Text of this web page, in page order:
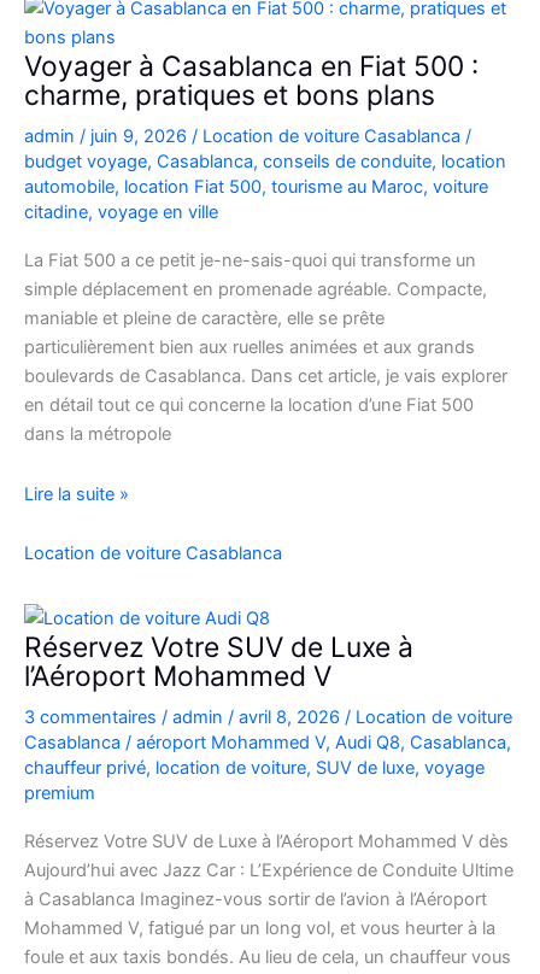
Picanto
à
Casablanca
vos
déplacements
Voyager à Casablanca en Fiat 500 :
charme, pratiques et bons plans
admin / juin 9, 2026 / Location de voiture Casablanca /
budget voyage, Casablanca, conseils de conduite, location
automobile, location Fiat 500, tourisme au Maroc, voiture
citadine, voyage en ville
La Fiat 500 a ce petit je-ne-sais-quoi qui transforme un
simple déplacement en promenade agréable. Compacte,
maniable et pleine de caractère, elle se prête
particulièrement bien aux ruelles animées et aux grands
boulevards de Casablanca. Dans cet article, je vais explorer
en détail tout ce qui concerne la location d’une Fiat 500
dans la métropole
Voyager
Casablanca
Fiat
500
:
pratiques
et
bons
Lire la suite »
Location de voiture Casablanca
Réservez Votre SUV de Luxe à
l’Aéroport Mohammed V
3 commentaires / admin / avril 8, 2026 / Location de voiture
Casablanca / aéroport Mohammed V, Audi Q8, Casablanca,
chauffeur privé, location de voiture, SUV de luxe, voyage
premium
Réservez Votre SUV de Luxe à l’Aéroport Mohammed V dès
Aujourd’hui avec Jazz Car : L’Expérience de Conduite Ultime
à Casablanca Imaginez-vous sortir de l’avion à l’Aéroport
Mohammed V, fatigué par un long vol, et vous heurter à la
foule et aux taxis bondés. Au lieu de cela, un chauffeur vous